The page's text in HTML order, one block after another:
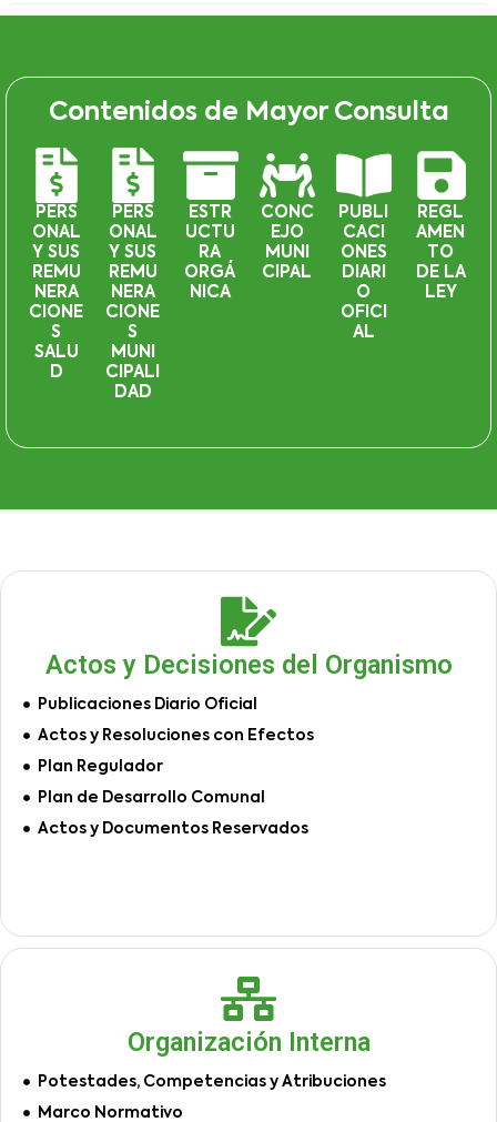
Contenidos de Mayor Consulta
PERS
ONAL
Y SUS
REMU
NERA
CIONE
S
SALU
D
PERS
ONAL
Y SUS
REMU
NERA
CIONE
S
MUNI
CIPALI
DAD
ESTR
UCTU
RA
ORGÁ
NICA
CONC
EJO
MUNI
CIPAL
PUBLI
CACI
ONES
DIARI
O
OFICI
AL
REGL
AMEN
TO
DE LA
LEY
Actos y Decisiones del Organismo
Publicaciones Diario Oficial
Actos y Resoluciones con Efectos
Plan Regulador
Plan de Desarrollo Comunal
Actos y Documentos Reservados
Organización Interna
Potestades, Competencias y Atribuciones
Marco Normativo